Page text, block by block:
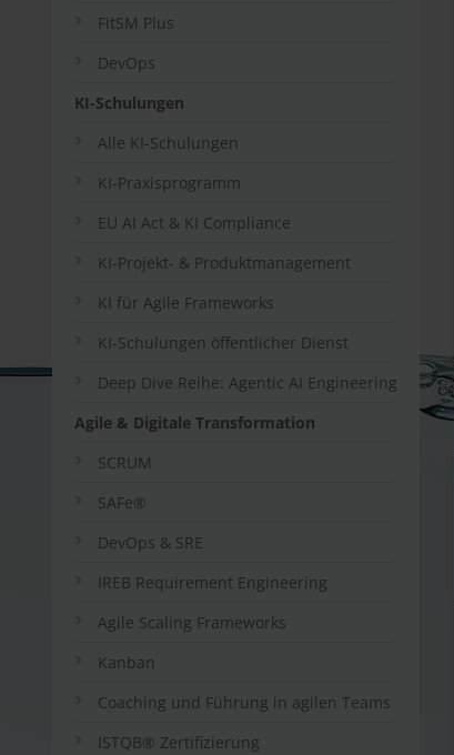
FitSM Plus
DevOps
KI-Schulungen
Alle KI-Schulungen
KI-Praxisprogramm
EU AI Act & KI Compliance
KI-Projekt- & Produktmanagement
KI für Agile Frameworks
KI-Schulungen öffentlicher Dienst
Deep Dive Reihe: Agentic AI Engineering
Agile & Digitale Transformation
SCRUM
SAFe®
DevOps & SRE
IREB Requirement Engineering
Agile Scaling Frameworks
Kanban
Coaching und Führung in agilen Teams
ISTQB® Zertifizierung